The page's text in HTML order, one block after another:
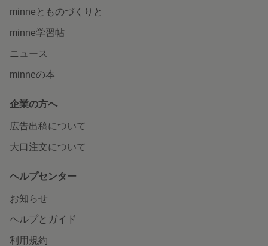
minneとものづくりと
minne学習帖
ニュース
minneの本
企業の方へ
広告出稿について
大口注文について
ヘルプセンター
お知らせ
ヘルプとガイド
利用規約